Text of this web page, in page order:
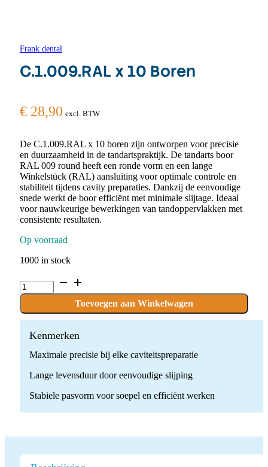
Frank dental
C.1.009.RAL x 10 Boren
€ 28,90 excl. BTW
De C.1.009.RAL x 10 boren zijn ontworpen voor precisie
en duurzaamheid in de tandartspraktijk. De tandarts boor
RAL 009 round heeft een ronde vorm en een lange
Winkelstück (RAL) aansluiting voor optimale controle en
stabiliteit tijdens cavity preparaties. Dankzij de eenvoudige
snede werkt de boor efficiënt met minimale slijtage. Ideaal
voor nauwkeurige bewerkingen van tandoppervlakken met
consistente resultaten.
Op voorraad
1000 in stock
C.1.009.RAL
x
Boren
quantity
Toevoegen aan Winkelwagen
Kenmerken
Maximale precisie bij elke caviteitspreparatie
Lange levensduur door eenvoudige slijping
Stabiele pasvorm voor soepel en efficiënt werken